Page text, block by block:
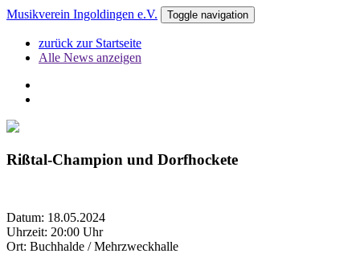
Musikverein Ingoldingen e.V. Toggle navigation
zurück zur Startseite
Alle News anzeigen
Rißtal-Champion und Dorfhockete
Datum: 18.05.2024
Uhrzeit: 20:00 Uhr
Ort: Buchhalde / Mehrzweckhalle